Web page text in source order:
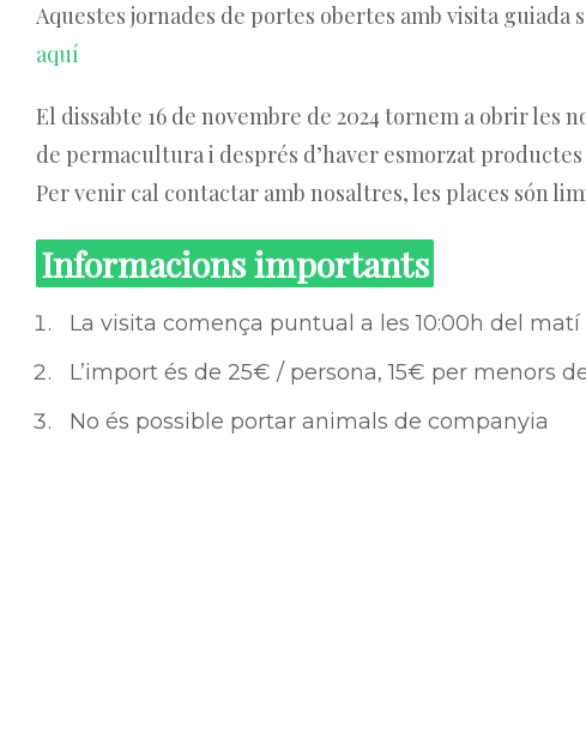
Aquestes jornades de portes obertes amb visita
aquí
El dissabte 16 de novembre de 2024 tornem a obrir les
de permacultura i després d’haver esmorzat
Per venir cal contactar amb nosaltres, les places són
Informacions importants
La visita comença puntual a les 10:00h del matí
L’import és de 25€ / persona, 15€ per menors
No és possible portar animals de companyia